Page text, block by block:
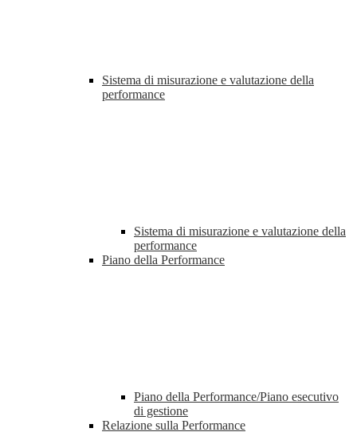
Sistema di misurazione e valutazione della
performance
Sistema di misurazione e valutazione della
performance
Piano della Performance
Piano della Performance/Piano esecutivo
di gestione
Relazione sulla Performance